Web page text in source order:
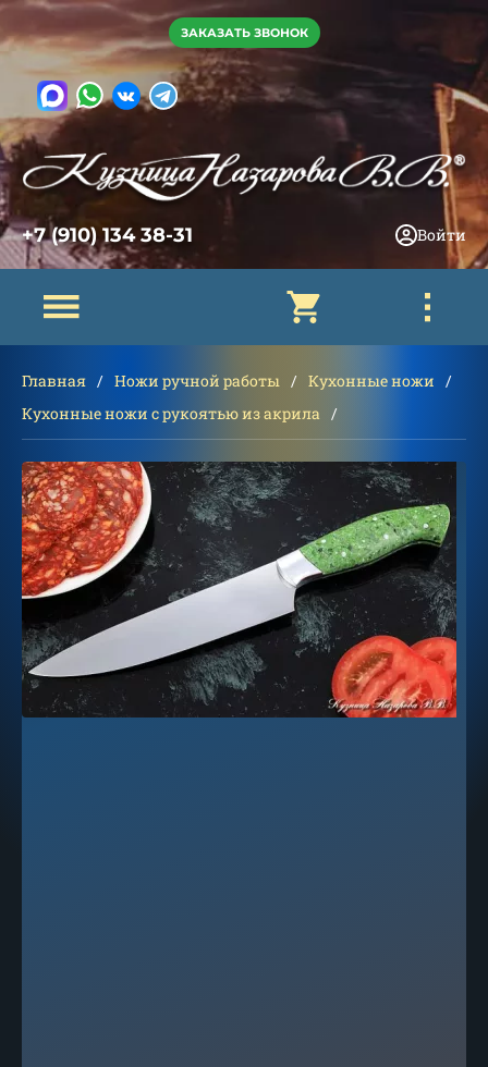
ЗАКАЗАТЬ ЗВОНОК
+7 (910) 134 38-31 Войти
Главная Ножи ручной работы
Кухонные ножи
Кухонные ножи с рукоятью из акрила